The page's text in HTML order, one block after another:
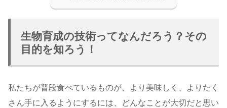
生物育成の技術ってなんだろう？その
目的を知ろう！
私たちが普段食べているものが、より美味しく、よりたく
さん手に入るようにするには、どんなことが大切だと思い